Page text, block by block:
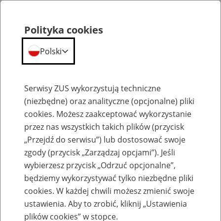
Emerytury
Baza zlikwidowanych lub
przekształconych zakładów pracy
Polityka cookies
Polski
Serwisy ZUS wykorzystują techniczne
(niezbędne) oraz analityczne (opcjonalne) pliki
cookies. Możesz zaakceptować wykorzystanie
przez nas wszystkich takich plików (przycisk
„Przejdź do serwisu”) lub dostosować swoje
zgody (przycisk „Zarządzaj opcjami”). Jeśli
wybierzesz przycisk „Odrzuć opcjonalne”,
będziemy wykorzystywać tylko niezbędne pliki
cookies. W każdej chwili możesz zmienić swoje
ustawienia. Aby to zrobić, kliknij „Ustawienia
plików cookies” w stopce.